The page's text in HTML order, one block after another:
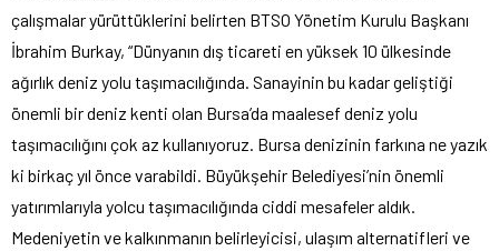
çalışmalar yürüttüklerini belirten BTSO Yönetim Kurulu Başkanı
İbrahim Burkay, “Dünyanın dış ticareti en yüksek 10 ülkesinde
ağırlık deniz yolu taşımacılığında. Sanayinin bu kadar geliştiği
önemli bir deniz kenti olan Bursa’da maalesef deniz yolu
taşımacılığını çok az kullanıyoruz. Bursa denizinin farkına ne yazık
ki birkaç yıl önce varabildi. Büyükşehir Belediyesi’nin önemli
yatırımlarıyla yolcu taşımacılığında ciddi mesafeler aldık.
Medeniyetin ve kalkınmanın belirleyicisi, ulaşım alternatifleri ve